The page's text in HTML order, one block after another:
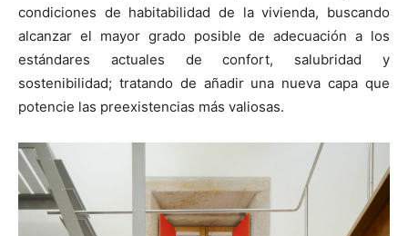
condiciones de habitabilidad de la vivienda, buscando
alcanzar el mayor grado posible de adecuación a los
estándares actuales de confort, salubridad y
sostenibilidad; tratando de añadir una nueva capa que
potencie las preexistencias más valiosas.